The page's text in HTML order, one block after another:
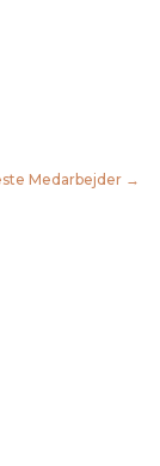
Medarbejder →